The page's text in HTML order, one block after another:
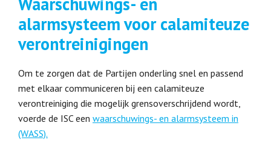
alarmsysteem voor calamiteuze
verontreinigingen
Om te zorgen dat de Partijen onderling snel en passend
met elkaar communiceren bij een calamiteuze
verontreiniging die mogelijk grensoverschrijdend wordt,
voerde de ISC een waarschuwings- en alarmsysteem in
(WASS).